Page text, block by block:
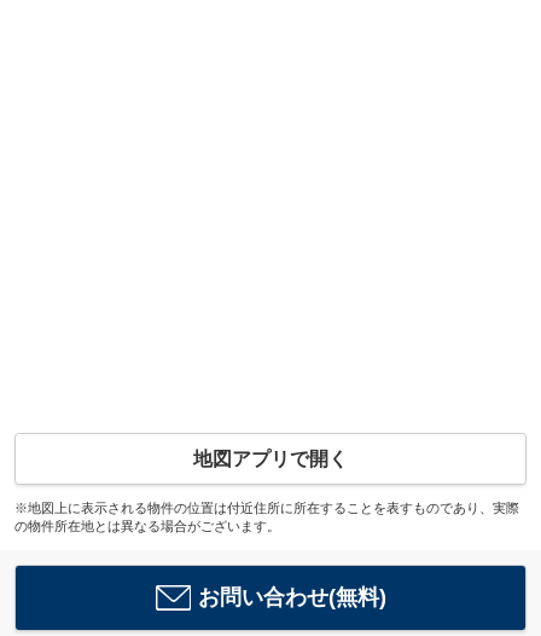
地図アプリで開く
※地図上に表示される物件の位置は付近住所に所在することを表すものであり、実際
の物件所在地とは異なる場合がございます。
お問い合わせ(無料)